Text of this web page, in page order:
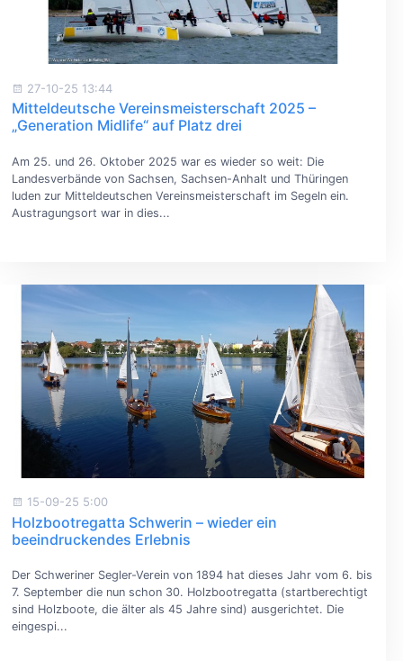
27-10-25 13:44
Mitteldeutsche Vereinsmeisterschaft 2025 –
„Generation Midlife“ auf Platz drei
Am 25. und 26. Oktober 2025 war es wieder so weit: Die
Landesverbände von Sachsen, Sachsen-Anhalt und Thüringen
luden zur Mitteldeutschen Vereinsmeisterschaft im Segeln ein.
Austragungsort war in dies...
15-09-25 5:00
Holzbootregatta Schwerin – wieder ein
beeindruckendes Erlebnis
Der Schweriner Segler-Verein von 1894 hat dieses Jahr vom 6. bis
7. September die nun schon 30. Holzbootregatta (startberechtigt
sind Holzboote, die älter als 45 Jahre sind) ausgerichtet. Die
eingespi...